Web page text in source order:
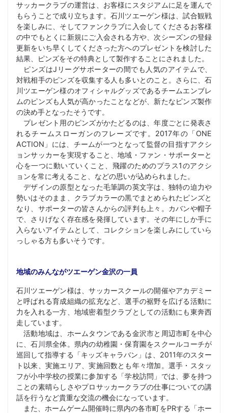
サッカークラブの運営は、お客様にスタジアムに足を運んで
もらうことで成り立ちます。石川ツエーゲン様は、試合観戦
を楽しみに、そしてファンクラブに入会してくださるお客様
の中でもとくに新規にご入会される方や、次シーズンの登録
更新をいち早くしてくださった方へのプレゼントを検討した
結果、ピンズをその特典として製作することにされました。
ピンズはJリーグサポーターの間でも人気のアイテムで、
対戦相手のピンズを収集する人も多いとのこと。さらに、石
川ツエーゲン様のオフィシャルグッズであるチームエンブレ
ムのピンズも人気が高かったことなどが、新たなピンズ製作
の決め手となったそうです。
プレゼント用のピンズがかたどるのは、年度ごとに発表さ
れるチームスローガンのフレーズです。2017年の「ONE
ACTION」には、チームが一つとなって監督の目指すアクシ
ョンサッカーを実現すること、地域・ファン・サポーターと
心を一つに動いていくこと、飛躍のためのプラス1のアクシ
ョンを常に考えること、などの思いが込められました。
デザインの原型となった毛筆調の英文字は、独特の迫力や
勢いはそのまま、クラブカラーの黒でまとめられたピンズと
なり、サポーターの皆さんからの評判も上々。カバンや帽子
で、さりげなく存在感を発揮しています。その年にしか手に
入らないアイテムとして、コレクションを楽しみにしていら
っしゃる方も多いそうです。
地域のみんながツエーゲン金沢の一員
石川ツエーゲン様は、サッカースクールの開催やアカデミー
と呼ばれる育成組織の拡充など、選手の裾野を広げる活動に
力を入れる一方、地域密着型クラブとしての活動にも東奔西
走しています。
活動地域は、ホームタウンである金沢市と周辺市町を中心
に、石川県全体。県内の幼稚園・保育園をスクールコーチが
巡回して指導する「キッズキャラバン」は、2011年のスター
ト以来、実施エリア、実施回数とも年々増加。選手・スタッ
フが小中学校の授業に参加する「学校訪問」では、夢を持つ
ことの素晴らしさやプロサッカークラブの仕事についての講
話を行うなど貴重な交流の機会になっています。
また、ホームゲーム開催時に県内の各市町をPRする「ホー